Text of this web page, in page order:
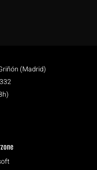
(Madrid)